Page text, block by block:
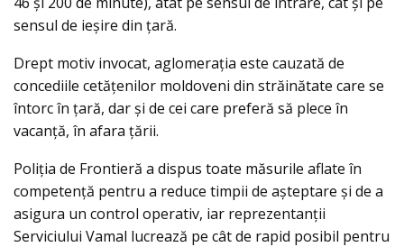
sensul de ieşire din ţară.
Drept motiv invocat, aglomeraţia este cauzată de
concediile cetățenilor moldoveni din străinătate care se
întorc în ţară, dar şi de cei care preferă să plece în
vacanță, în afara ţării.
Poliţia de Frontieră a dispus toate măsurile aflate în
competenţă pentru a reduce timpii de aşteptare şi de a
asigura un control operativ, iar reprezentanţii
Serviciului Vamal lucrează pe cât de rapid posibil pentru